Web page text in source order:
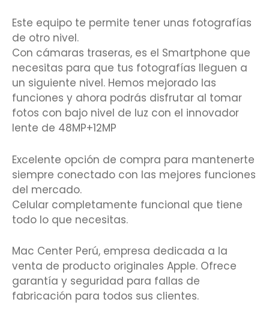
Este equipo te permite tener unas fotografías
de otro nivel.
Con cámaras traseras, es el Smartphone que
necesitas para que tus fotografías lleguen a
un siguiente nivel. Hemos mejorado las
funciones y ahora podrás disfrutar al tomar
fotos con bajo nivel de luz con el innovador
lente de 48MP+12MP
Excelente opción de compra para mantenerte
siempre conectado con las mejores funciones
del mercado.
Celular completamente funcional que tiene
todo lo que necesitas.
Mac Center Perú, empresa dedicada a la
venta de producto originales Apple. Ofrece
garantía y seguridad para fallas de
fabricación para todos sus clientes.